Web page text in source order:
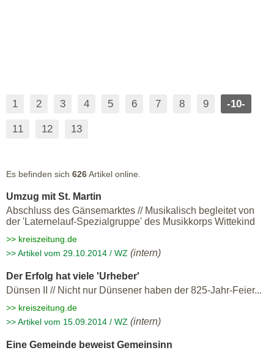
1 2 3 4 5 6 7 8 9 -10-
11 12 13
Es befinden sich 626Artikel online.
Umzug mit St. Martin
Abschluss des Gänsemarktes // Musikalisch begleitet von
der 'Laternelauf-Spezialgruppe' des Musikkorps Wittekind
>> kreiszeitung.de
>> Artikel vom 29.10.2014 / WZ (intern)
Der Erfolg hat viele 'Urheber'
Dünsen II // Nicht nur Dünsener haben der 825-Jahr-Feier...
>> kreiszeitung.de
>> Artikel vom 15.09.2014 / WZ (intern)
Eine Gemeinde beweist Gemeinsinn